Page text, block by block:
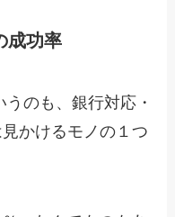
成功率
うのも、銀行対応・
かけるモノの１つ